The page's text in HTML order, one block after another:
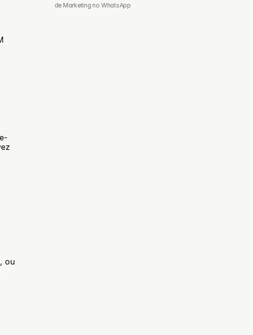
ou
de Marketing no WhatsApp